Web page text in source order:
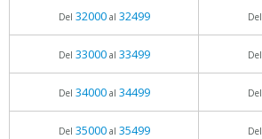
Del 32000al 32499 Del
Del 33000al 33499 Del
Del 34000al 34499 Del
Del 35000al 35499 Del